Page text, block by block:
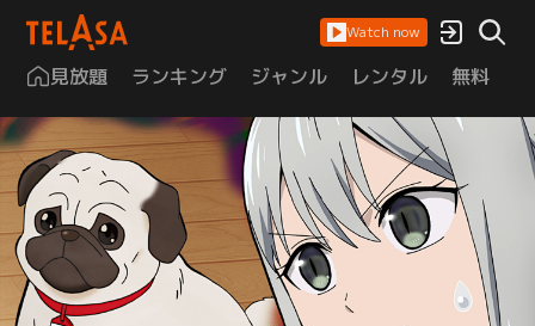
Watch now
見放題 ランキング ジャンル レンタル 無料